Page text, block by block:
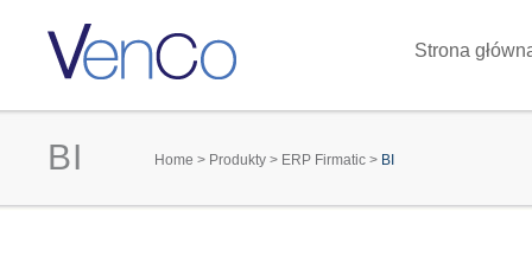
Strona
BI You are here
Home > Produkty > ERP Firmatic > BI